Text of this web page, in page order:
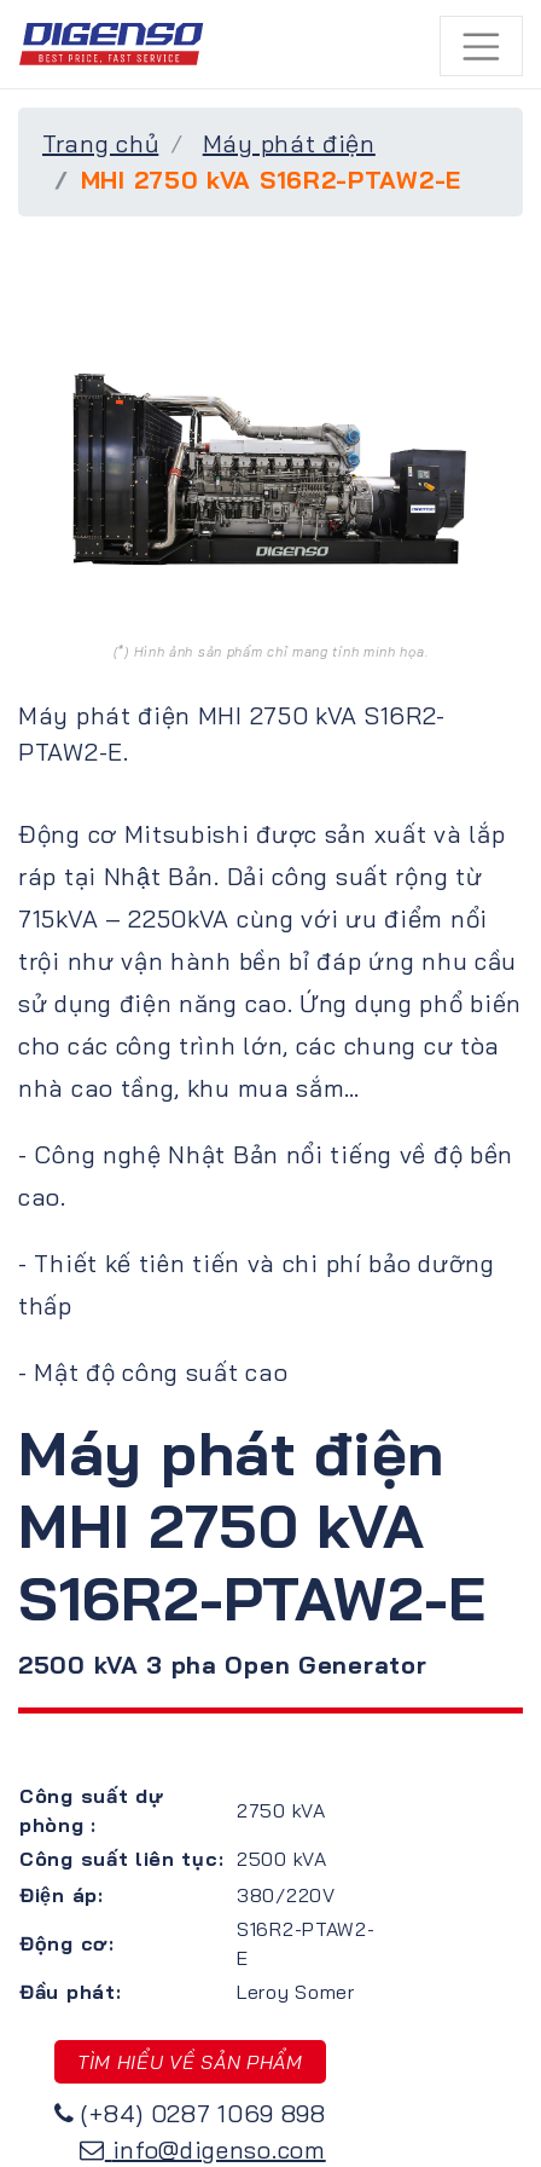
Trang chủ
Máy phát điện
MHI 2750 kVA S16R2-PTAW2-E
(*) Hình ảnh sản phẩm chỉ mang tính minh họa.
Máy phát điện MHI 2750 kVA S16R2-
PTAW2-E.
Động cơ Mitsubishi được sản xuất và lắp
ráp tại Nhật Bản. Dải công suất rộng từ
715kVA – 2250kVA cùng với ưu điểm nổi
trội như vận hành bền bỉ đáp ứng nhu cầu
sử dụng điện năng cao. Ứng dụng phổ biến
cho các công trình lớn, các chung cư tòa
nhà cao tầng, khu mua sắm…
- Công nghệ Nhật Bản nổi tiếng về độ bền
cao.
- Thiết kế tiên tiến và chi phí bảo dưỡng
thấp
- Mật độ công suất cao
Máy phát điện
MHI 2750 kVA
S16R2-PTAW2-E
2500 kVA 3 pha Open Generator
Công suất dự
phòng :
2750 kVA
Công suất liên tục: 2500 kVA
Điện áp:
380/220V
Động cơ:
S16R2-PTAW2-
E
Đầu phát:
Leroy Somer
TÌM HIỂU VỀ SẢN PHẨM
(+84) 0287 1069 898
info@digenso.com